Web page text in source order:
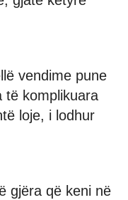
vendime pune
të komplikuara
loje, i lodhur
gjëra që keni në